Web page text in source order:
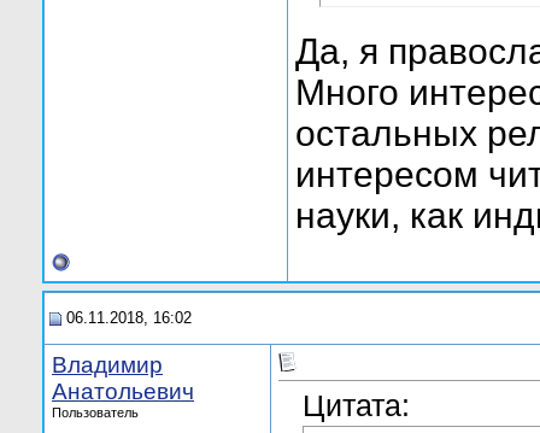
Да, я
Много
остальных
интересом
науки, как
06.11.2018, 16:02
Владимир
Анатольевич
Пользователь
Цитата: